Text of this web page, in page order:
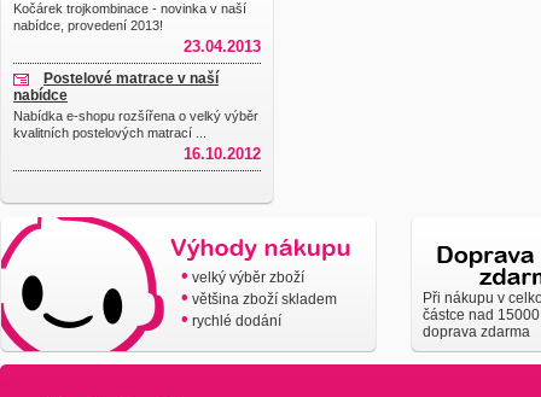
Kočárek trojkombinace - novinka v naší
nabídce, provedení 2013!
23.04.2013
Postelové matrace v naší
nabídce
Nabídka e-shopu rozšířena o velký výběr
kvalitních postelových matrací ...
16.10.2012
• velký výběr zboží
• většina zboží skladem
• rychlé dodání
Při nákupu v
částce nad
doprava zdarma